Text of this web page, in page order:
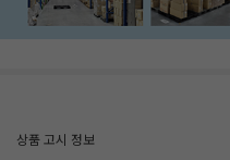
상품 고시 정보